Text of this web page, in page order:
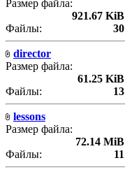
Размер файла:
921.67 KiB
Файлы:
30
director
Размер файла:
61.25 KiB
Файлы:
13
lessons
Размер файла:
72.14 MiB
Файлы:
11